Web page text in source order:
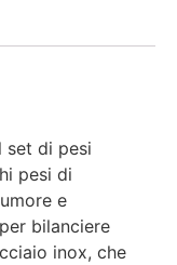
set di pesi
pesi di
e
bilanciere
inox, che